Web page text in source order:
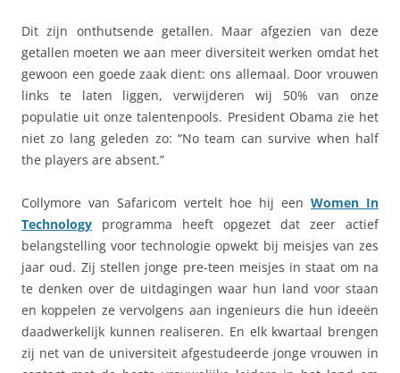
Dit zijn onthutsende getallen. Maar afgezien van deze
getallen moeten we aan meer diversiteit werken omdat het
gewoon een goede zaak dient: ons allemaal. Door vrouwen
links te laten liggen, verwijderen wij 50% van onze
populatie uit onze talentenpools. President Obama zie het
niet zo lang geleden zo: “No team can survive when half
the players are absent.”
Collymore van Safaricom vertelt hoe hij een Women In
Technology programma heeft opgezet dat zeer actief
belangstelling voor technologie opwekt bij meisjes van zes
jaar oud. Zij stellen jonge pre-teen meisjes in staat om na
te denken over de uitdagingen waar hun land voor staan
en koppelen ze vervolgens aan ingenieurs die hun ideeën
daadwerkelijk kunnen realiseren. En elk kwartaal brengen
zij net van de universiteit afgestudeerde jonge vrouwen in